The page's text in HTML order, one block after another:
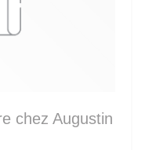
chez Augustin